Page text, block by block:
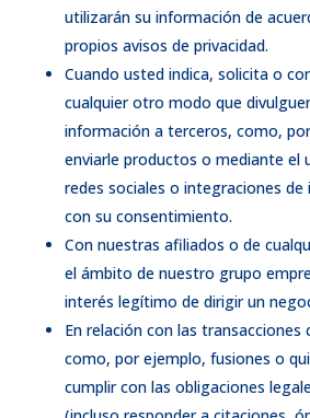
utilizarán su información de
propios avisos de privacidad.
Cuando usted indica, solicita o
cualquier otro modo que
información a terceros, como,
enviarle productos o mediante el
redes sociales o integraciones de
con su consentimiento.
Con nuestras afiliados o de
el ámbito de nuestro grupo
interés legítimo de dirigir un
En relación con las transacciones
como, por ejemplo, fusiones o
cumplir con las obligaciones